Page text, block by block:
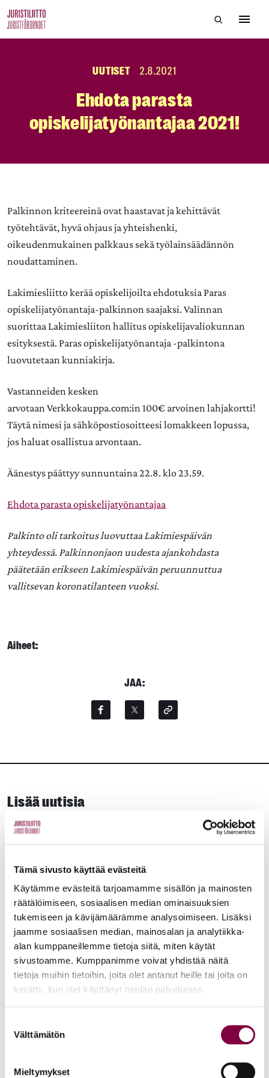
Tämä sivusto käyttää evästeitä
Käytämme evästeitä tarjoamamme sisällön ja mainosten
räätälöimiseen, sosiaalisen median ominaisuuksien
tukemiseen ja kävijämäärämme analysoimiseen. Lisäksi
jaamme sosiaalisen median, mainosalan ja analytiikka-
alan kumppaneillemme tietoja siitä, miten käytät
sivustoamme. Kumppanimme voivat yhdistää näitä
tietoja muihin tietoihin, joita olet antanut heille tai joita on
kerätty, kun olet käyttänyt heidän palvelujaan.
valinta
Välttämätön
Mieltymykset
to
Hae
UUTISET 2.8.2021
Ehdota parasta
opiskelijatyönantajaa 2021!
Palkinnon kriteereinä ovat haastavat ja kehittävät
työtehtävät, hyvä ohjaus ja yhteishenki,
oikeudenmukainen palkkaus sekä työlainsäädännön
noudattaminen.
Lakimiesliitto kerää opiskelijoilta ehdotuksia Paras
opiskelijatyönantaja-palkinnon saajaksi. Valinnan
suorittaa Lakimiesliiton hallitus opiskelijavaliokunnan
esityksestä. Paras opiskelijatyönantaja -palkintona
luovutetaan kunniakirja.
Vastanneiden kesken
arvotaan Verkkokauppa.com:in 100€ arvoinen lahjakortti!
Täytä nimesi ja sähköpostiosoitteesi lomakkeen lopussa,
jos haluat osallistua arvontaan.
Äänestys päättyy sunnuntaina 22.8. klo 23.59.
Ehdota parasta opiskelijatyönantajaa
Palkinto oli tarkoitus luovuttaa Lakimiespäivän
yhteydessä. Palkinnonjaon uudesta ajankohdasta
päätetään erikseen Lakimiespäivän peruunnuttua
vallitsevan koronatilanteen vuoksi.
Aiheet:
JAA:
Lisää uutisia
KAIKKI UUTISET
Uutiset 4.8.2026
YTN: Tietoa AMK-alan lakosta
Työmarkkinat
Uutiset 16.6.2026
Helsingin yliopiston ei pidä ratkaista tilakuluja